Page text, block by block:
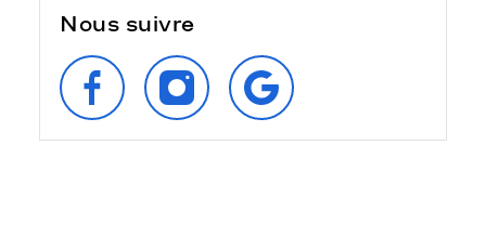
Nous suivre
SUIVEZ‑NOUS
SUR
FACEBOOK
SUIVEZ‑NOUS
SUR
INSTAGRAM
RETROUVEZ‑NOUS
SUR
GOOGLE